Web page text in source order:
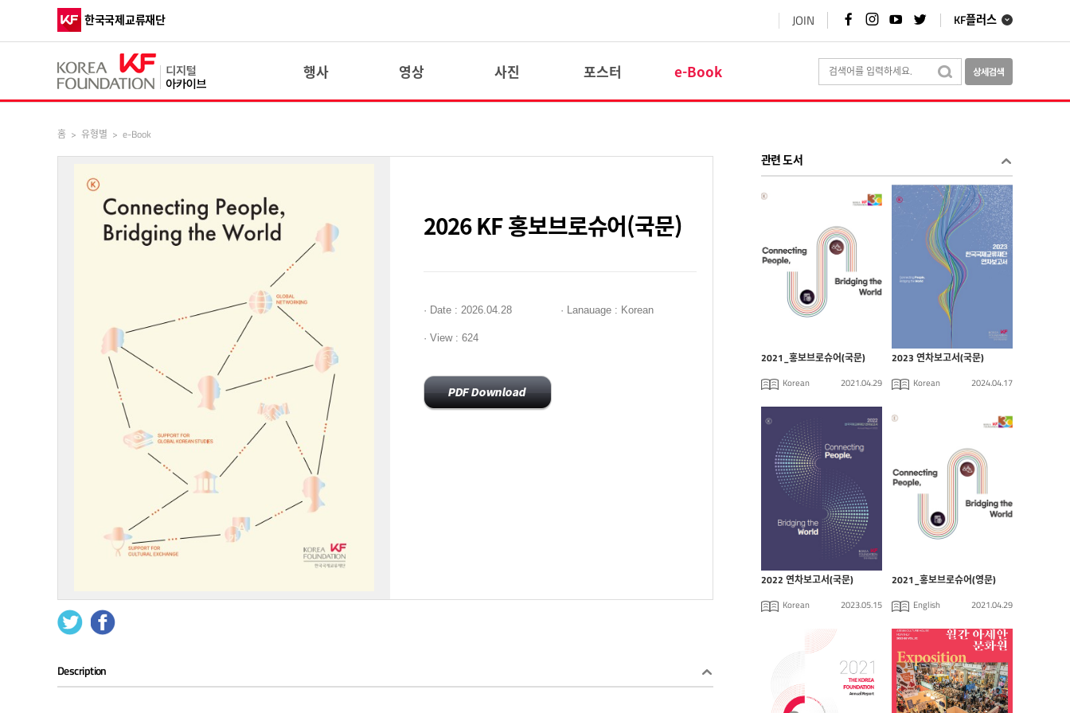
한국국제교류재단 JOIN 페
이
스
북
바
로
가
인
스
타
그
램
바
로
유
튜
브
바
로
가
기
터
바
로
가
기
KF플러스
행사 영상 사진 포스터 e-Book
홈 > 유형별 > e-Book
2026 KF 홍보브로슈어(국문)
· Date : 2026.04.28 · Lanauage: Korean
· View: 624
Description
관련 도서
2021_홍보브로슈어(국문)
Korean 2021.04.29
2023 연차보고서(국문)
Korean 2024.04.17
2022 연차보고서(국문)
Korean 2023.05.15
2021_홍보브로슈어(영문)
English 2021.04.29